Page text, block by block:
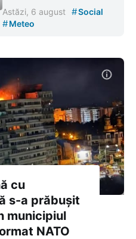
Astăzi, 6 august #Social
#Meteo
cu
s-a prăbușit
municipiul
NATO